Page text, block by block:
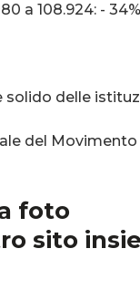
a 108.924: -
solido delle
del
foto
sito